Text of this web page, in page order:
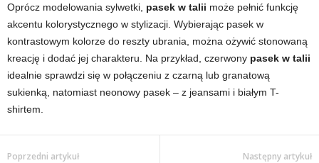
Oprócz modelowania sylwetki, pasek w talii może pełnić funkcję
akcentu kolorystycznego w stylizacji. Wybierając pasek w
kontrastowym kolorze do reszty ubrania, można ożywić stonowaną
kreację i dodać jej charakteru. Na przykład, czerwony pasek w talii
idealnie sprawdzi się w połączeniu z czarną lub granatową
sukienką, natomiast neonowy pasek – z jeansami i białym T-
shirtem.
Poprzedni artykuł Następny artykuł